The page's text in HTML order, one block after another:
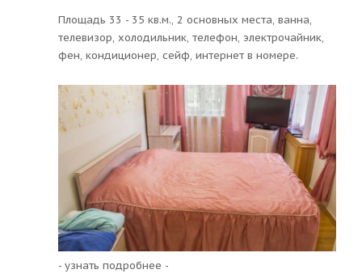
Площадь 33 - 35 кв.м., 2 основных места, ванна,
телевизор, холодильник, телефон, электрочайник,
фен, кондиционер, сейф, интернет в номере.
- узнать подробнее -